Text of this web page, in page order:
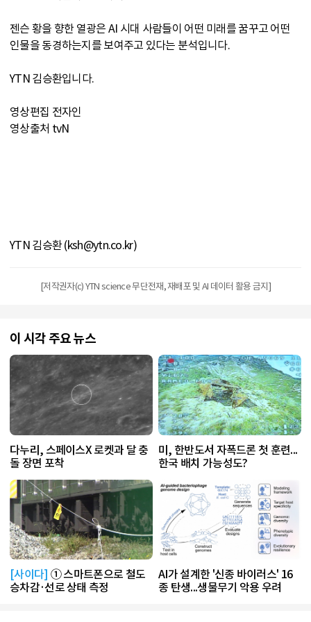
젠슨 황을 향한 열광은 AI 시대 사람들이 어떤 미래를 꿈꾸고 어떤
인물을 동경하는지를 보여주고 있다는 분석입니다.
YTN 김승환입니다.
영상편집 전자인
영상출처 tvN
YTN 김승환 (ksh@ytn.co.kr)
[저작권자(c) YTN science 무단전재, 재배포 및 AI 데이터 활용 금지]
이 시각 주요 뉴스
다누리, 스페이스X 로켓과 달 충
돌 장면 포착
미, 한반도서 자폭드론 첫 훈련...
한국 배치 가능성도?
[사이다] ① 스마트폰으로 철도
승차감·선로 상태 측정
AI가 설계한 '신종 바이러스' 16
종 탄생...생물무기 악용 우려